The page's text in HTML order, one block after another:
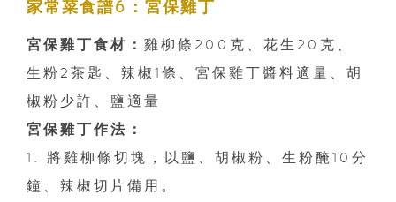
家常菜食譜6：宮保雞丁
宮保雞丁食材： 雞柳條200克、花生20克、
生粉2茶匙、辣椒1條、宮保雞丁醬料適量、胡
椒粉少許、鹽適量
宮保雞丁作法：
1. 將雞柳條切塊，以鹽、胡椒粉、生粉醃10分
鐘、辣椒切片備用。